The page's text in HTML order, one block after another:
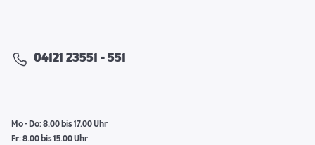
04121 23551 - 551
Mo - Do: 8.00 bis 17.00 Uhr
Fr: 8.00 bis 15.00 Uhr